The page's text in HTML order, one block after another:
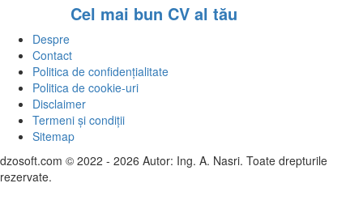
Cel mai bun CV al tău
Despre
Contact
Politica de confidențialitate
Politica de cookie-uri
Disclaimer
Termeni și condiții
Sitemap
dzosoft.com © 2022 - 2026 Autor: Ing. A. Nasri. Toate drepturile
rezervate.